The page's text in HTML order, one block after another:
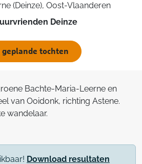
(Deinze), Oost-Vlaanderen
Deinze
tochten
Bachte-Maria-Leerne en
van Ooidonk, richting Astene.
wandelaar.
Download resultaten